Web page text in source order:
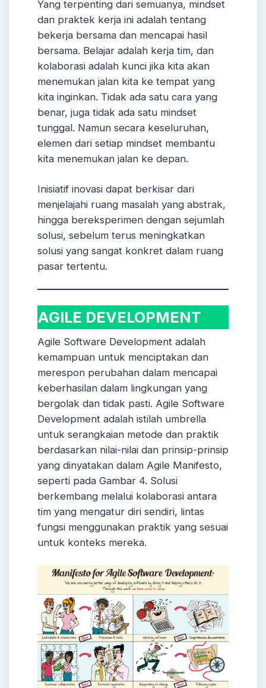
Yang terpenting dari semuanya, mindset
dan praktek kerja ini adalah tentang
bekerja bersama dan mencapai hasil
bersama. Belajar adalah kerja tim, dan
kolaborasi adalah kunci jika kita akan
menemukan jalan kita ke tempat yang
kita inginkan. Tidak ada satu cara yang
benar, juga tidak ada satu mindset
tunggal. Namun secara keseluruhan,
elemen dari setiap mindset membantu
kita menemukan jalan ke depan.
Inisiatif inovasi dapat berkisar dari
menjelajahi ruang masalah yang abstrak,
hingga bereksperimen dengan sejumlah
solusi, sebelum terus meningkatkan
solusi yang sangat konkret dalam ruang
pasar tertentu.
AGILE DEVELOPMENT
Agile Software Development adalah
kemampuan untuk menciptakan dan
merespon perubahan dalam mencapai
keberhasilan dalam lingkungan yang
bergolak dan tidak pasti. Agile Software
Development adalah istilah umbrella
untuk serangkaian metode dan praktik
berdasarkan nilai-nilai dan prinsip-prinsip
yang dinyatakan dalam Agile Manifesto,
seperti pada Gambar 4. Solusi
berkembang melalui kolaborasi antara
tim yang mengatur diri sendiri, lintas
fungsi menggunakan praktik yang sesuai
untuk konteks mereka.